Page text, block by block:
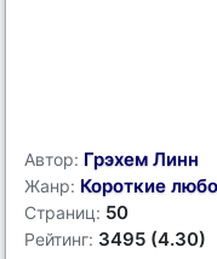
Автор: Грэхем Линн
Жанр: Короткие
Страниц: 50
Рейтинг: 3495 (4.30)